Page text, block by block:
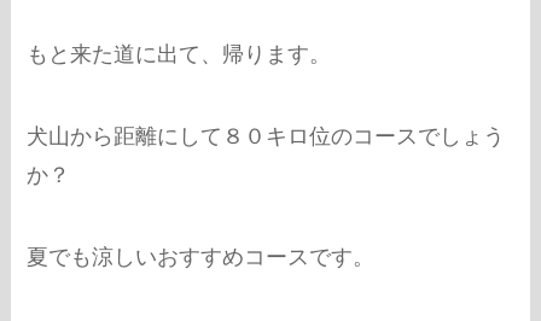
もと来た道に出て、帰ります。
犬山から距離にして８０キロ位のコースでしょう
か？
夏でも涼しいおすすめコースです。